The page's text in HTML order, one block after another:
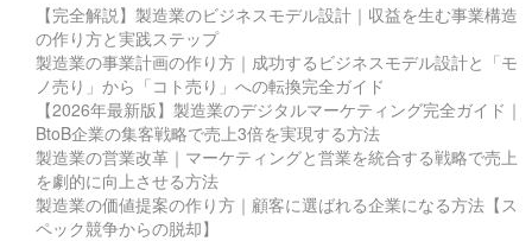
【完全解説】製造業のビジネスモデル設計｜収益を生む事業構造
の作り方と実践ステップ
製造業の事業計画の作り方｜成功するビジネスモデル設計と「モ
ノ売り」から「コト売り」への転換完全ガイド
【2026年最新版】製造業のデジタルマーケティング完全ガイド｜
BtoB企業の集客戦略で売上3倍を実現する方法
製造業の営業改革｜マーケティングと営業を統合する戦略で売上
を劇的に向上させる方法
製造業の価値提案の作り方｜顧客に選ばれる企業になる方法【ス
ペック競争からの脱却】